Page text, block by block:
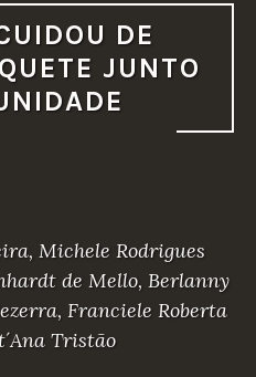
DE
JUNTO
Michele Rodrigues
de Mello, Berlanny
Franciele Roberta
Tristão